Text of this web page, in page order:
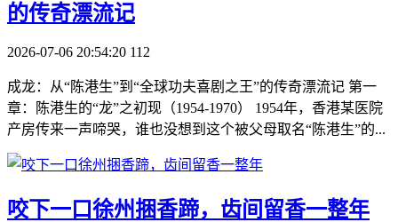
的传奇漂流记
2026-07-06 20:54:20 112
成龙：从“陈港生”到“全球功夫喜剧之王”的传奇漂流记 第一
章：陈港生的“龙”之初现（1954-1970） 1954年，香港某医院
产房传来一声啼哭，谁也没想到这个被父母取名“陈港生”的...
​咬下一口徐州捆香蹄，齿间留香一整年